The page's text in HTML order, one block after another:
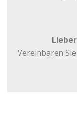
Vereinbaren